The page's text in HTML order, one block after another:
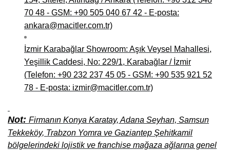
70 48 - GSM: +90 505 040 67 42 - E-posta:
ankara@macitler.com.tr)
İzmir Karabağlar Showroom: Aşık Veysel Mahallesi,
Yeşillik Caddesi, No: 229/1, Karabağlar / İzmir
(Telefon: +90 232 237 45 05 - GSM: +90 535 921 52
78 - E-posta: izmir@macitler.com.tr)
Not: Firmanın Konya Karatay, Adana Seyhan, Samsun
Tekkeköy, Trabzon Yomra ve Gaziantep Şehitkamil
bölgelerindeki lojistik ve franchise mağaza ağlarına genel